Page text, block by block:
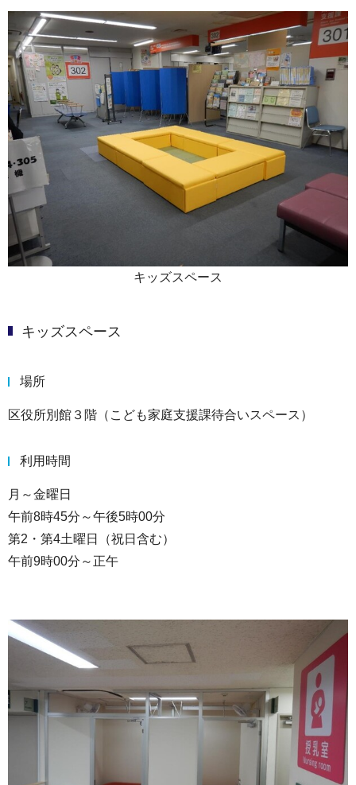
キッズスペース
キッズスペース
場所
区役所別館３階（こども家庭支援課待合いスペース）
利用時間
月～金曜日
午前8時45分～午後5時00分
第2・第4土曜日（祝日含む）
午前9時00分～正午